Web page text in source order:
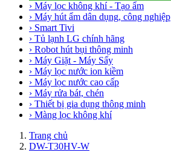
› Máy lọc không khí - Tạo ẩm
› Máy hút ẩm dân dụng, công nghiệp
› Smart Tivi
› Tủ lạnh LG chính hãng
› Robot hút bụi thông minh
› Máy Giặt - Máy Sấy
› Máy lọc nước ion kiềm
› Máy lọc nước cao cấp
› Máy rửa bát, chén
› Thiết bị gia dụng thông minh
› Màng lọc không khí
Trang chủ
DW-T30HV-W